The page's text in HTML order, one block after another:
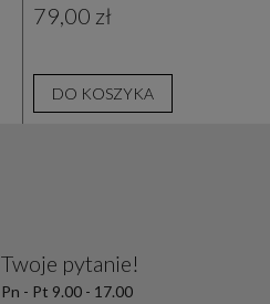
79,00 zł
DO KOSZYKA
pytanie!
- Pt 9.00 - 17.00